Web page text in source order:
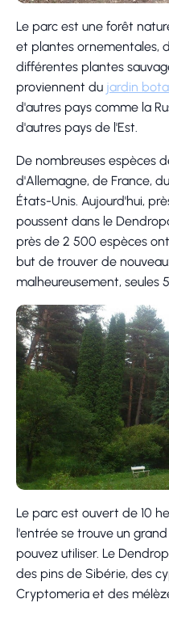
Le parc est une forêt
et plantes ornementales,
différentes plantes
proviennent du jardin
d'autres pays comme la
d'autres pays de l'Est.
De nombreuses espèces
d'Allemagne, de France,
États-Unis. Aujourd'hui,
poussent dans le
près de 2 500 espèces
but de trouver de
malheureusement, seules
Le parc est ouvert de 10
l'entrée se trouve un
pouvez utiliser. Le
des pins de Sibérie, des
Cryptomeria et des